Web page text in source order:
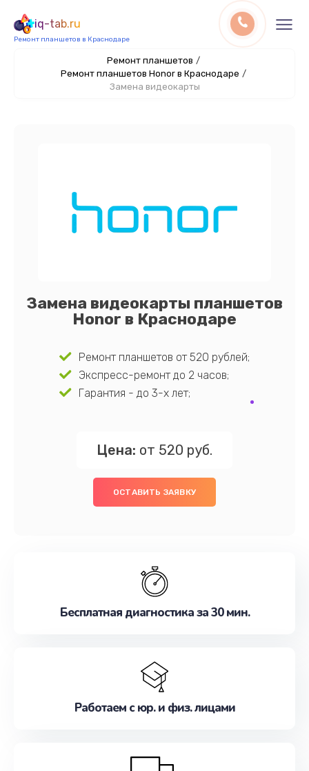
iq-tab.ru
Ремонт планшетов в Краснодаре
Ремонт планшетов /
Ремонт планшетов Honor в Краснодаре /
Замена видеокарты
Замена видеокарты планшетов
Honor в Краснодаре
Ремонт планшетов от 520 рублей;
Экспресс-ремонт до 2 часов;
Гарантия - до 3-х лет;
Цена: от 520 руб.
ОСТАВИТЬ ЗАЯВКУ
Бесплатная диагностика за 30 мин.
Работаем с юр. и физ. лицами